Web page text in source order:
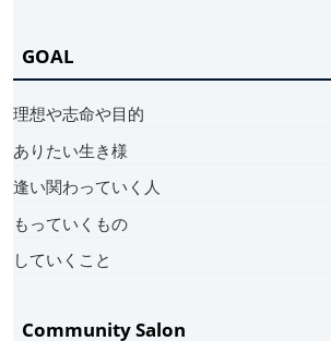
GOAL
理想や志命や目的
ありたい生き様
逢い関わっていく人
もっていくもの
していくこと
Community Salon